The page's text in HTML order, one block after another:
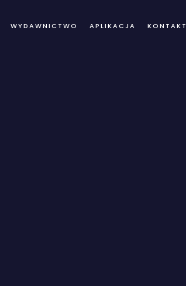
WYDAWNICTWO APLIKACJA KONTAKT